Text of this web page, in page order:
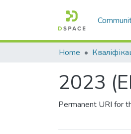
Home
2023
Permanent URI for